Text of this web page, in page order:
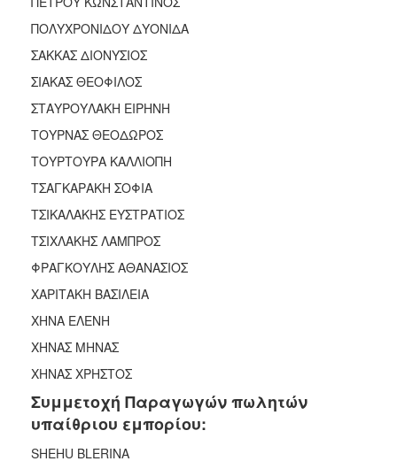
ΠΟΛΥΧΡΟΝΙΔΟΥ ΔΥΟΝΙΔΑ
ΣΑΚΚΑΣ ΔΙΟΝΥΣΙΟΣ
ΣΙΑΚΑΣ ΘΕΟΦΙΛΟΣ
ΣΤΑΥΡΟΥΛΑΚΗ ΕΙΡΗΝΗ
ΤΟΥΡΝΑΣ ΘΕΟΔΩΡΟΣ
ΤΟΥΡΤΟΥΡΑ ΚΑΛΛΙΟΠΗ
ΤΣΑΓΚΑΡΑΚΗ ΣΟΦΙΑ
ΤΣΙΚΑΛΑΚΗΣ ΕΥΣΤΡΑΤΙΟΣ
ΤΣΙΧΛΑΚΗΣ ΛΑΜΠΡΟΣ
ΦΡΑΓΚΟΥΛΗΣ ΑΘΑΝΑΣΙΟΣ
ΧΑΡΙΤΑΚΗ ΒΑΣΙΛΕΙΑ
ΧΗΝΑ ΕΛΕΝΗ
ΧΗΝΑΣ ΜΗΝΑΣ
ΧΗΝΑΣ ΧΡΗΣΤΟΣ
Συμμετοχή Παραγωγών πωλητών
υπαίθριου εμπορίου:
SHEHU BLERINA